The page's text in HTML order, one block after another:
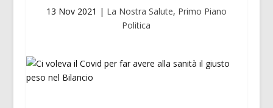
13 Nov 2021 | La Nostra Salute, Primo Piano
Politica